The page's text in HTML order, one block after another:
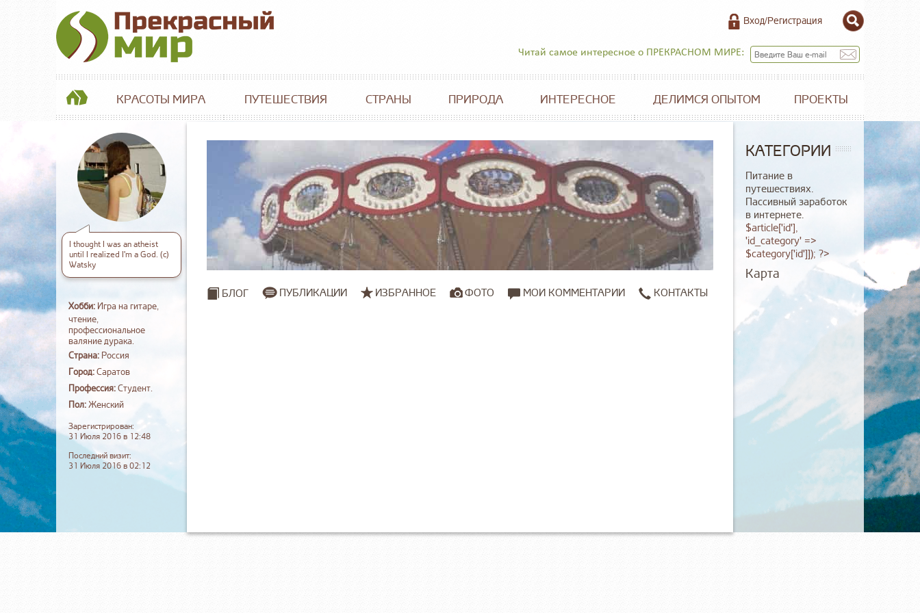
Вход/Регистрация
Читай самое интересное о ПРЕКРАСНОМ МИРЕ:
КРАСОТЫ МИРА ПУТЕШЕСТВИЯ СТРАНЫ ПРИРОДА ИНТЕРЕСНОЕ ДЕЛИМСЯ ОПЫТОМ ПРОЕКТЫ
I thought I was an atheist
until I realized I'm a God. (с)
Watsky
Хобби: Игра на гитаре,
чтение,
профессиональное
валяние дурака.
Страна: Россия
Город:Саратов
Профессия:Студент.
Пол:Женский
Зарегистрирован:
31 Июля 2016 в 12:48
Последний визит:
31 Июля 2016 в 02:12
БЛОГ ПУБЛИКАЦИИ ИЗБРАННОЕ ФОТО МОИ КОММЕНТАРИИ КОНТАКТЫ
КАТЕГОРИИ
Питание в
путешествиях.
Пассивный заработок
в интернете.
$article['id'],
'id_category' =>
$category['id']]); ?>
Карта